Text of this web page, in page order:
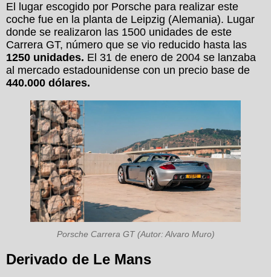
El lugar escogido por Porsche para realizar este
coche fue en la planta de Leipzig (Alemania). Lugar
donde se realizaron las 1500 unidades de este
Carrera GT, número que se vio reducido hasta las
1250 unidades. El 31 de enero de 2004 se lanzaba
al mercado estadounidense con un precio base de
440.000 dólares.
Porsche Carrera GT (Autor: Alvaro Muro)
Derivado de Le Mans